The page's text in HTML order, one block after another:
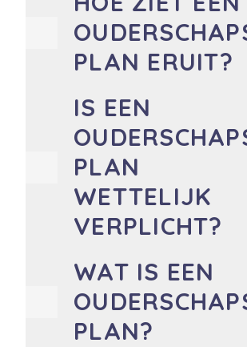
PLAN ERUIT?
IS EEN
PLAN
WETTELIJK
VERPLICHT?
WAT IS EEN
PLAN?